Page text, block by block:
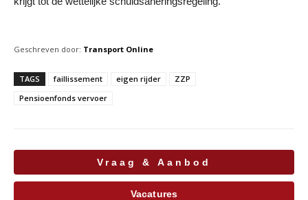
Geschreven door: Transport Online
TAGS faillissement eigen rijder
ZZP
Pensioenfonds vervoer
Vraag & Aanbod
Vacatures